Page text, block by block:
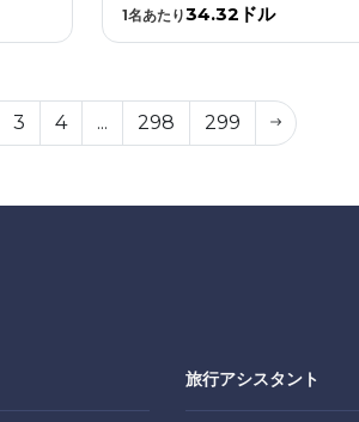
1名あたり34.32ドル
3 4 ... 298 299
旅行アシスタント